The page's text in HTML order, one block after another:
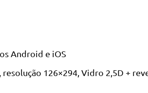
Android e iOS
resolução 126×294, Vidro 2,5D +